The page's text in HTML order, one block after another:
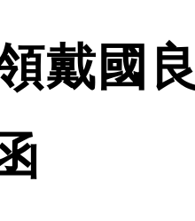
戴國